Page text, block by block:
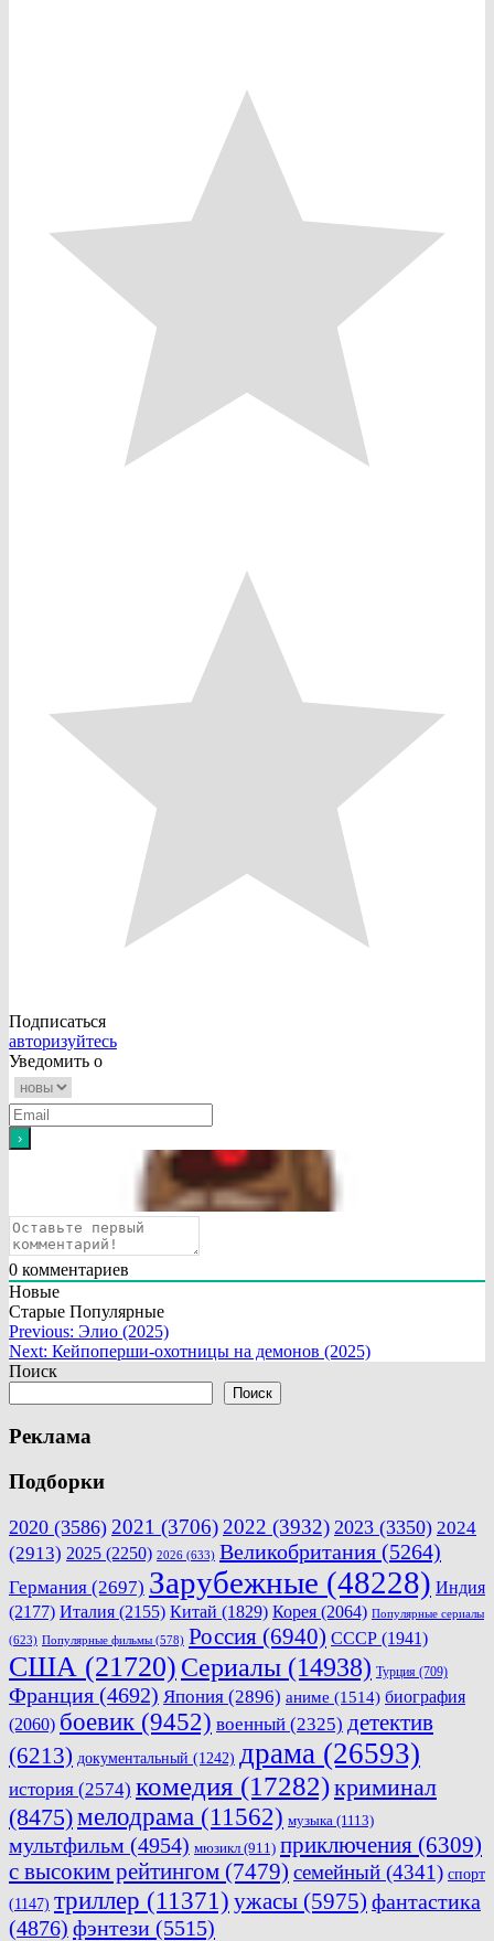
Подписаться
авторизуйтесь
Уведомить о
0 комментариев
Новые
Старые Популярные
Навигация
по
Previous: Элио (2025)
Next: Кейпоперши-охотницы на демонов (2025)
Поиск
Поиск
Реклама
Подборки
2020 (3586) 2021 (3706) 2022 (3932) 2023 (3350) 2024
(2913) 2025 (2250) 2026 (633) Великобритания (5264)
Германия (2697) Зарубежные (48228) Индия
(2177) Италия (2155) Китай (1829) Корея (2064) Популярные сериалы
(623) Популярные фильмы (578) Россия (6940) СССР (1941)
США (21720) Сериалы (14938) Турция (709)
Франция (4692) Япония (2896) аниме (1514) биография
(2060) боевик (9452) военный (2325) детектив
(6213) документальный (1242) драма (26593)
история (2574) комедия (17282)криминал
(8475)мелодрама (11562) музыка (1113)
мультфильм (4954) мюзикл (911) приключения (6309)
с высоким рейтингом (7479) семейный (4341) спорт
(1147) триллер (11371) ужасы (5975) фантастика
(4876) фэнтези (5515)